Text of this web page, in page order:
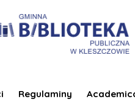
Regulaminy